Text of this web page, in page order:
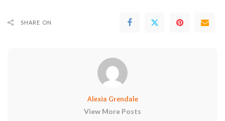
SHARE ON
Alexia Grendale
View More Posts